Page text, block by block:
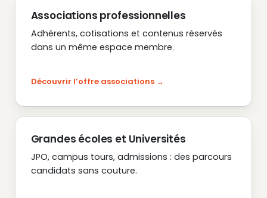
Associations professionnelles
Adhérents, cotisations et contenus réservés
dans un même espace membre.
Découvrir l’offre associations
Grandes écoles et Universités
JPO, campus tours, admissions : des parcours
candidats sans couture.